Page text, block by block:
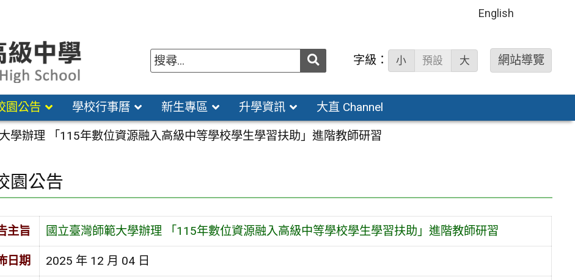
English
送出 字級： 小 預設 大 網站導覽
園公告 學校行事曆 新生專區 升學資訊 大直 Channel
學辦理 「115年數位資源融入高級中等學校學生學習扶助」進階教師研習
園公告
主旨 國立臺灣師範大學辦理 「115年數位資源融入高級中等學校學生學習扶助」進階教師研習
日期 2025 年 12 月 04 日